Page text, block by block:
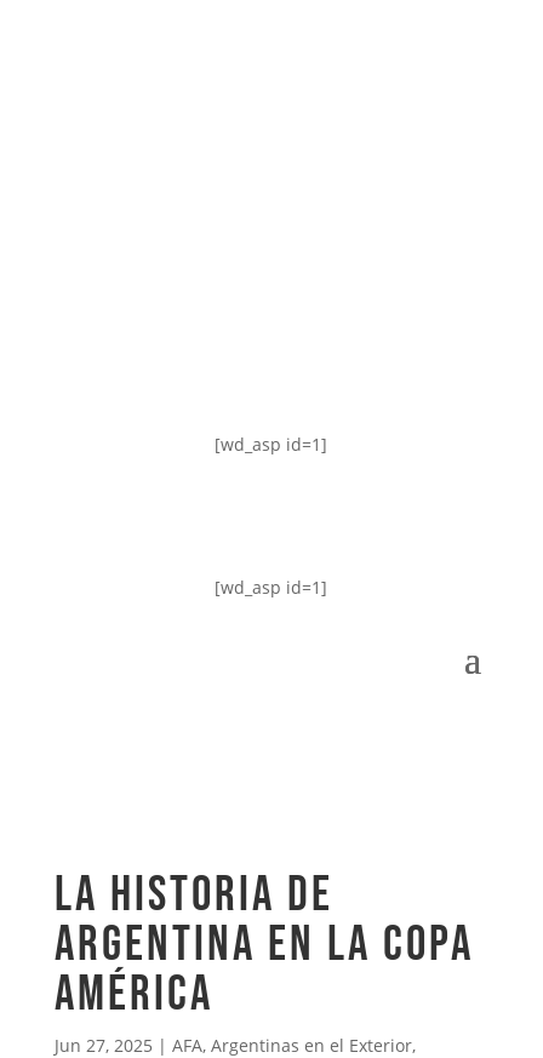
[wd_asp id=1]
[wd_asp id=1]
LA HISTORIA DE
ARGENTINA EN LA COPA
AMÉRICA
Jun 27, 2025 | AFA, Argentinas en el Exterior,